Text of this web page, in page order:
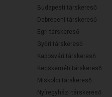
Budapesti társkereső
Debreceni társkereső
Egri társkereső
Győri társkereső
Kaposvári társkereső
Kecskeméti társkereső
Miskolci társkereső
Nyíregyházi társkereső